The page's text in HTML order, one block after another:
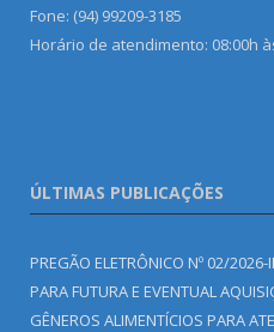
Fone: (94) 99209-3185
Horário de atendimento: 08:00h
ÚLTIMAS PUBLICAÇÕES
PREGÃO ELETRÔNICO Nº 02/
PARA FUTURA E EVENTUAL
GÊNEROS ALIMENTÍCIOS PARA